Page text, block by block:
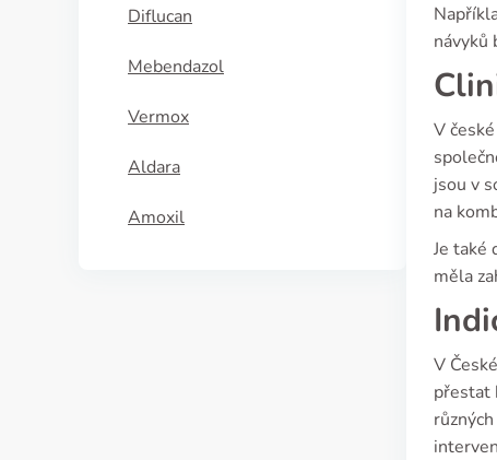
Diflucan
Mebendazol
Vermox
Aldara
Amoxil
návyků
V
jsou v
na
Je také
měla
V
přestat